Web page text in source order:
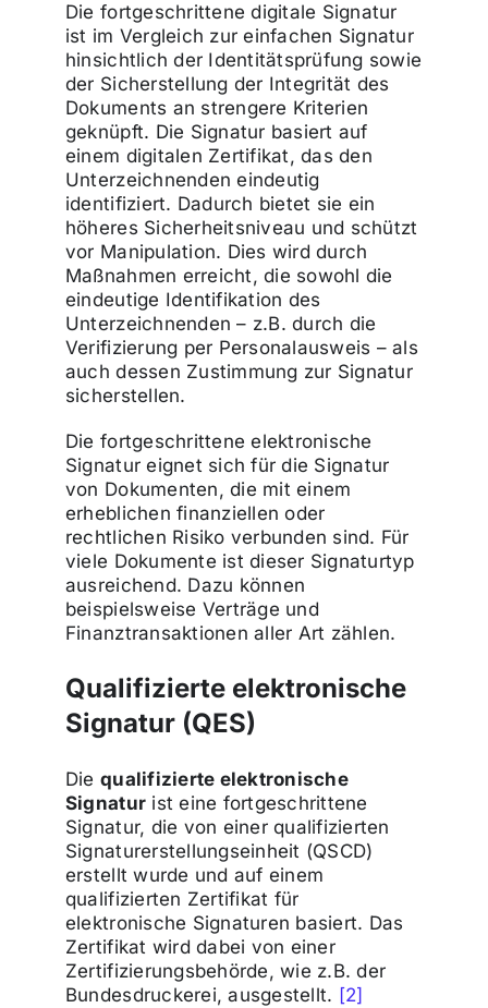
Die fortgeschrittene digitale Signatur
ist im Vergleich zur einfachen Signatur
hinsichtlich der Identitätsprüfung sowie
der Sicherstellung der Integrität des
Dokuments an strengere Kriterien
geknüpft. Die Signatur basiert auf
einem digitalen Zertifikat, das den
Unterzeichnenden eindeutig
identifiziert. Dadurch bietet sie ein
höheres Sicherheitsniveau und schützt
vor Manipulation. Dies wird durch
Maßnahmen erreicht, die sowohl die
eindeutige Identifikation des
Unterzeichnenden – z.B. durch die
Verifizierung per Personalausweis – als
auch dessen Zustimmung zur Signatur
sicherstellen.
Die fortgeschrittene elektronische
Signatur eignet sich für die Signatur
von Dokumenten, die mit einem
erheblichen finanziellen oder
rechtlichen Risiko verbunden sind. Für
viele Dokumente ist dieser Signaturtyp
ausreichend. Dazu können
beispielsweise Verträge und
Finanztransaktionen aller Art zählen.
Qualifizierte elektronische
Signatur (QES)
Diequalifizierte elektronische
Signatur ist eine fortgeschrittene
Signatur, die von einer qualifizierten
Signaturerstellungseinheit (QSCD)
erstellt wurde und auf einem
qualifizierten Zertifikat für
elektronische Signaturen basiert. Das
Zertifikat wird dabei von einer
Zertifizierungsbehörde, wie z.B. der
Bundesdruckerei, ausgestellt. [2]